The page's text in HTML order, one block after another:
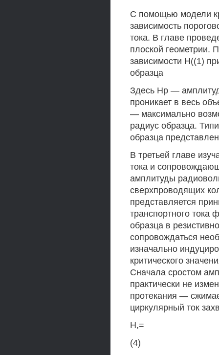
С помощью модели
зависимость
тока. В главе
плоской геометрии.
зависимости Н((1)
образца
Здесь Нр —
проникает в весь
— максимально
радиус образца.
образца
В третьей главе
тока и
амплитуды
сверхпроводящих
представляется
транспортного тока
образца в
сопровождаться
изначально
критического
Сначала сростом
практически не
протекания —
циркулярный ток
Н,=
(4)